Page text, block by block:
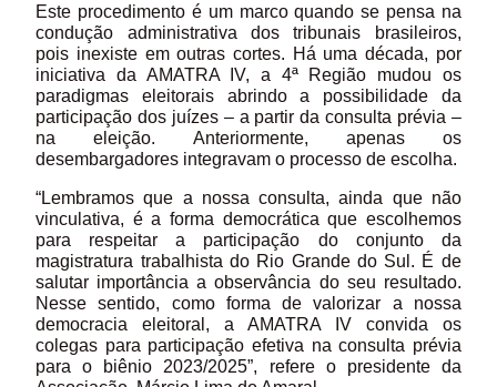
Este procedimento é um marco quando se pensa na
condução administrativa dos tribunais brasileiros,
pois inexiste em outras cortes. Há uma década, por
iniciativa da AMATRA
IV, a 4ª Região mudou os
paradigmas eleitorais abrindo a possibilidade da
participação dos juízes – a partir da consulta prévia –
na eleição. Anteriormente, apenas os
desembargadores integravam o processo de escolha.
“Lembramos que a nossa consulta, ainda que não
vinculativa, é a forma democrática que escolhemos
para respeitar a participação do conjunto da
magistratura trabalhista do Rio Grande do Sul. É de
salutar importância a observância do seu resultado.
Nesse sentido, como forma de valorizar a nossa
democracia eleitoral, a AMATRA IV convida os
colegas para participação efetiva na consulta prévia
para o biênio 2023/2025”, refere o presidente da